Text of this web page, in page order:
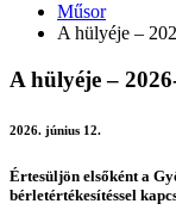
Műsor
A hülyéje –
A hülyéje –
2026. június 12.
Értesüljön elsőként a
bérletértékesítéssel